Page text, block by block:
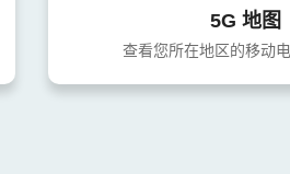
5G 地图
查看您所在地区的移动